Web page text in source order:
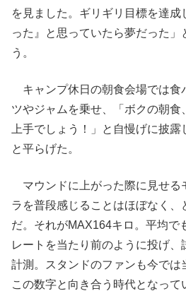
を見ました。ギリギリ目標を達
った』と思っていたら夢だった
う。
キャンプ休日の朝食会場では食
ツやジャムを乗せ、「ボクの朝食
上手でしょう！」と自慢げに披
と平らげた。
マウンドに上がった際に見せる
ラを普段感じることはほぼなく、
だ。それがMAX164キロ。平均で
レートを当たり前のように投げ
計測。スタンドのファンも今では
この数字と向き合う時代となって